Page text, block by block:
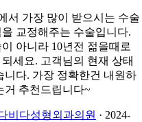
서 가장 많이 받으시는 수술
교정해주는 수술입니다.
아니라 10년전 젊을때로
세요. 고객님의 현재 상태
니다. 가장 정확한건 내원하
거 추천드립니다~
비다성형외과의원 · 2024-